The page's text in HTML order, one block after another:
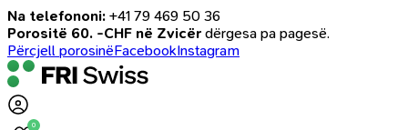
Na telefononi: +41 79 469 50 36
Porositë 60. -CHF në Zvicër dërgesa pa pagesë.
Përcjell porosinëFacebookInstagram
0